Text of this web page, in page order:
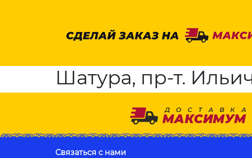
Шатура, пр-т.
Связаться с нами